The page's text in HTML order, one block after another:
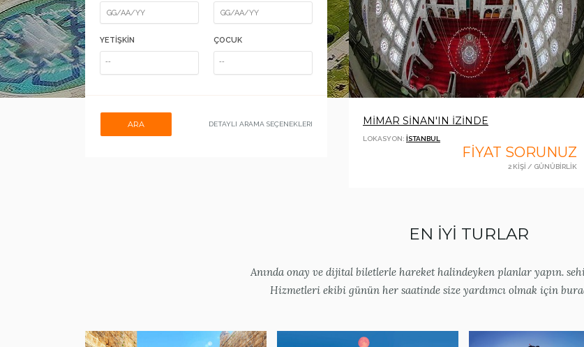
YETİŞKİN
--
ÇOCUK
--
ARA DETAYLI ARAMA SEÇENEKLERI MİMAR SİNAN'IN İZİNDE
LOKASYON: İSTANBUL
FİYAT SORUNUZ
2 KİŞİ / GÜNÜBİRLİK
EN İYİ TURLAR
Anında onay ve dijital biletlerle hareket halindeyken planlar yapın.
Hizmetleri ekibi günün her saatinde size yardımcı olmak için